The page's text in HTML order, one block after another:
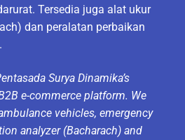
Tersedia juga alat ukur
dan peralatan perbaikan
Surya Dinamika’s
e-commerce platform. We
vehicles, emergency
analyzer (Bacharach) and